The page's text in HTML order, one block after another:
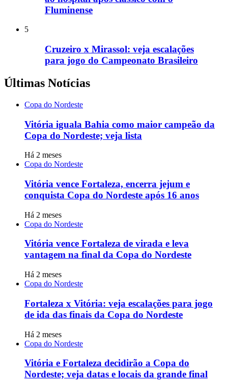
Fluminense
5
Cruzeiro x Mirassol: veja escalações
para jogo do Campeonato Brasileiro
Últimas Notícias
Copa do Nordeste
Vitória iguala Bahia como maior campeão da
Copa do Nordeste; veja lista
Há 2 meses
Copa do Nordeste
Vitória vence Fortaleza, encerra jejum e
conquista Copa do Nordeste após 16 anos
Há 2 meses
Copa do Nordeste
Vitória vence Fortaleza de virada e leva
vantagem na final da Copa do Nordeste
Há 2 meses
Copa do Nordeste
Fortaleza x Vitória: veja escalações para jogo
de ida das finais da Copa do Nordeste
Há 2 meses
Copa do Nordeste
Vitória e Fortaleza decidirão a Copa do
Nordeste; veja datas e locais da grande final